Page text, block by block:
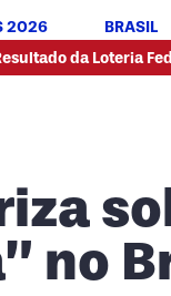
2026 BRASIL
Loteria Federal
no